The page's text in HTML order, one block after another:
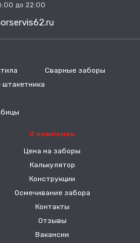
до 22:00
Сварные заборы
О компании
Цена на заборы
Калькулятор
Конструкции
Осмечивание забора
Контакты
Отзывы
Вакансии